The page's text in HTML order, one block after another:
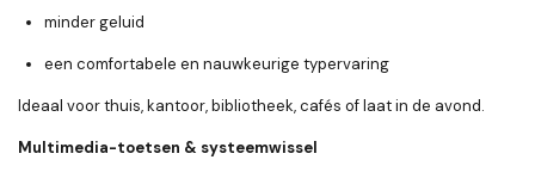
minder geluid
een comfortabele en nauwkeurige typervaring
Ideaal voor thuis, kantoor, bibliotheek, cafés of laat in de avond.
Multimedia-toetsen & systeemwissel